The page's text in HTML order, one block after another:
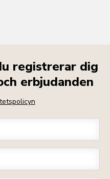
registrerar dig
erbjudanden